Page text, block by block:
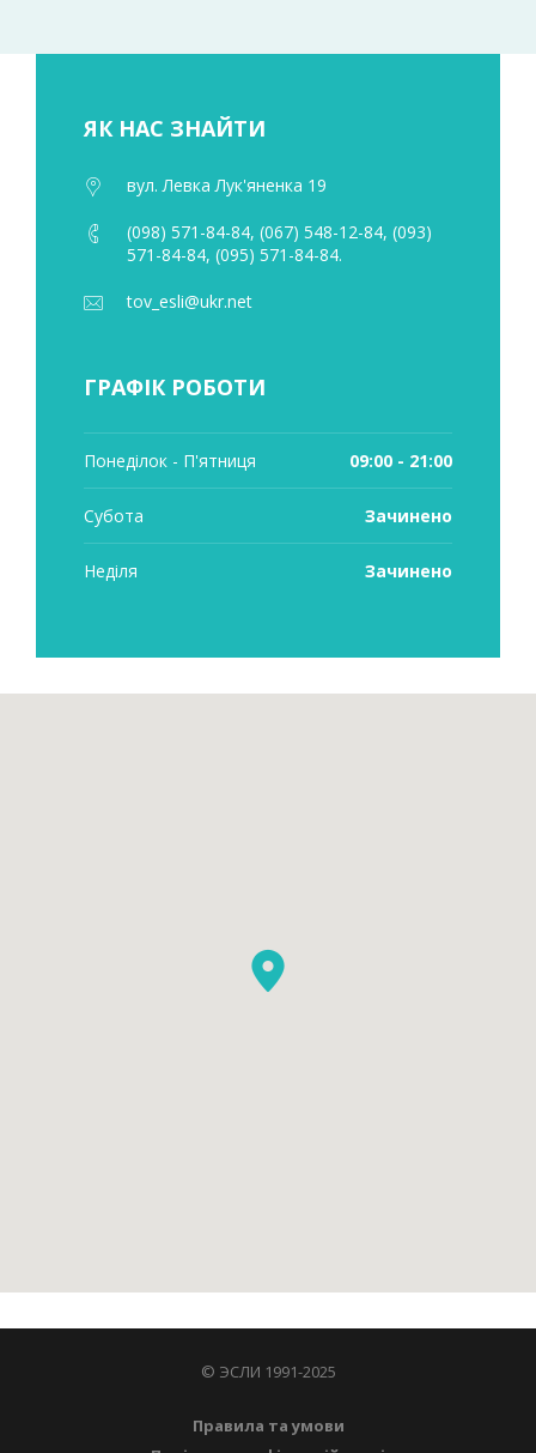
ЯК НАС ЗНАЙТИ
вул. Левка Лук'яненка 19
(098) 571-84-84, (067) 548-12-84, (093)
571-84-84, (095) 571-84-84.
tov_esli@ukr.net
ГРАФІК РОБОТИ
Понеділок - П'ятниця 09:00 - 21:00
Субота Зачинено
Неділя Зачинено
© ЭСЛИ 1991-2025
Правила та умови